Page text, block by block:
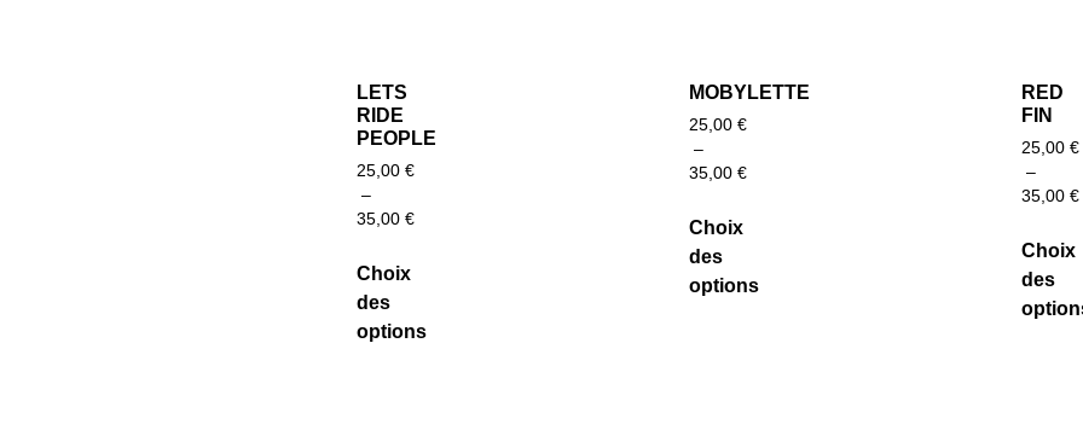
LETS
RIDE
PEOPLE
25,00 €
–
35,00 €
Choix
des
options
MOBYLETTE
25,00 €
–
35,00 €
Choix
des
options
RED
FIN
25,00 €
–
35,00 €
Choix
des